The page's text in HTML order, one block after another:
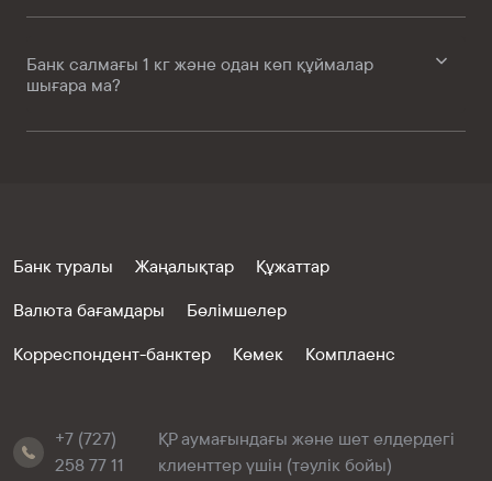
Банк салмағы 1 кг және одан көп құймалар
шығара ма?
Банк туралы Жаңалықтар
Құжаттар
Валюта бағамдары
Бөлімшелер
Корреспондент-банктер
Көмек Комплаенс
+7 (727)
258 77 11
ҚР аумағындағы және шет елдердегі
клиенттер үшін (тәулік бойы)